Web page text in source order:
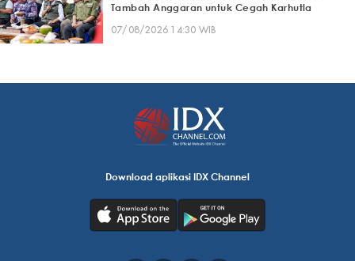
Tambah Anggaran untuk Cegah Karhutla
07/08/2026 14:30 WIB
Download aplikasi IDX Channel